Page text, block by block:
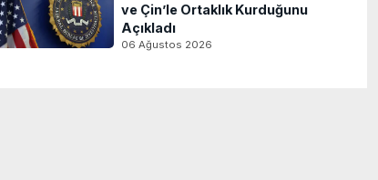
ve Çin’le Ortaklık Kurduğunu
Açıkladı
06 Ağustos 2026